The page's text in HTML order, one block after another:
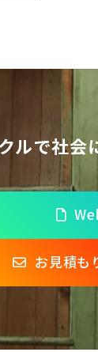
ルで社会
お見積も